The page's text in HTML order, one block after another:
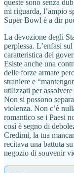
queste sono senza
mi riguarda, l’ampio
Super Bowl è a dir
La devozione degli
perplessa. L’enfasi
caratteristica dei
Esiste anche una
delle forze armate
straniere e
utilizzati per
Non si possono
violenza. Non c’è
romantico se i Paesi
così è segno di
Credimi, la tua
recitava una battuta
negozio di souvenir